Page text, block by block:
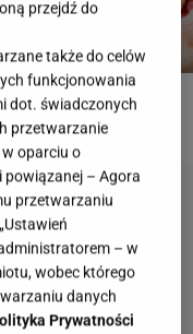
przejdź do
także do celów
funkcjonowania
dot. świadczonych
przetwarzanie
oparciu o
powiązanej – Agora
przetwarzaniu
– w
wobec którego
danych
Prywatności